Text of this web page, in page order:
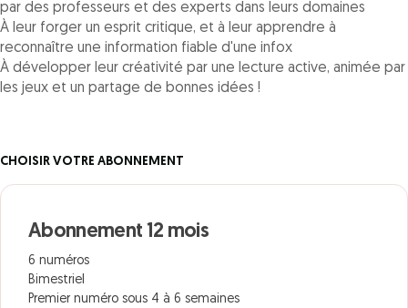
par des professeurs et des experts dans leurs domaines
À leur forger un esprit critique, et à leur apprendre à
reconnaître une information fiable d'une infox
À développer leur créativité par une lecture active, animée par
les jeux et un partage de bonnes idées !
CHOISIR VOTRE ABONNEMENT
Abonnement 12 mois
6 numéros
Bimestriel
Premier numéro sous 4 à 6 semaines